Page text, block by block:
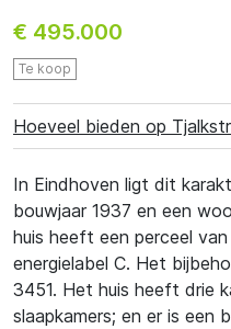
€ 495.000
Te koop
Hoeveel bieden op
In Eindhoven ligt dit
bouwjaar 1937 en een
huis heeft een perceel
energielabel C. Het
3451. Het huis heeft drie
slaapkamers; en er is een